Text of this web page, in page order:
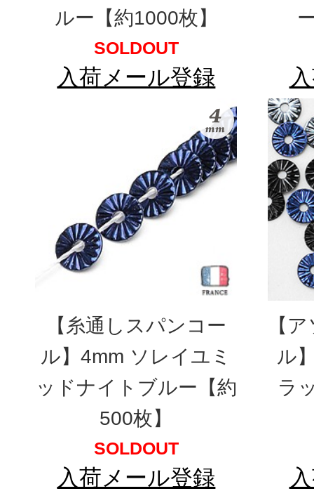
ルー【約1000枚】
SOLDOUT
入荷メール登録
【糸通しスパンコー
ル】4mm ソレイユミ
ッドナイトブルー【約
500枚】
SOLDOUT
入荷メール登録
【
ル
ラ